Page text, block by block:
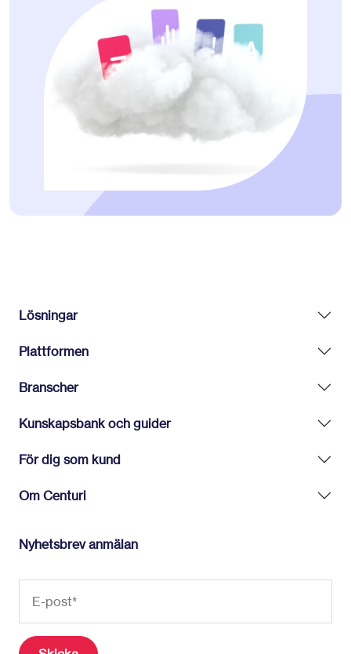
Lösningar
Plattformen
Branscher
Kunskapsbank och guider
För dig som kund
Om Centuri
Nyhetsbrev anmälan